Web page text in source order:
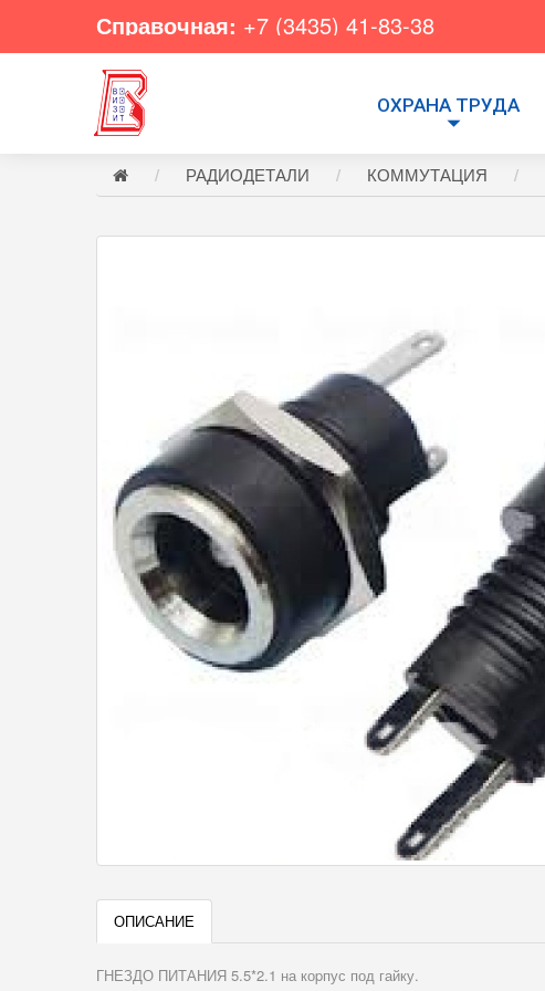
Справочная: +7 (3435) 41-83-38
ОХРАНА ТРУДА
РАДИОДЕТАЛИ КОММУТАЦИЯ
ОПИСАНИЕ
ГНЕЗДО ПИТАНИЯ 5.5*2.1 на коpпус под гайку.